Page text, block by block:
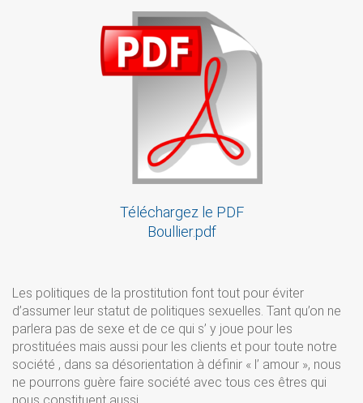
Téléchargez le PDF
Boullier.pdf
Les politiques de la prostitution font tout pour éviter
d’assumer leur statut de politiques sexuelles. Tant qu’on ne
parlera pas de sexe et de ce qui s’ y joue pour les
prostituées mais aussi pour les clients et pour toute notre
société , dans sa désorientation à définir « l’ amour », nous
ne pourrons guère faire société avec tous ces êtres qui